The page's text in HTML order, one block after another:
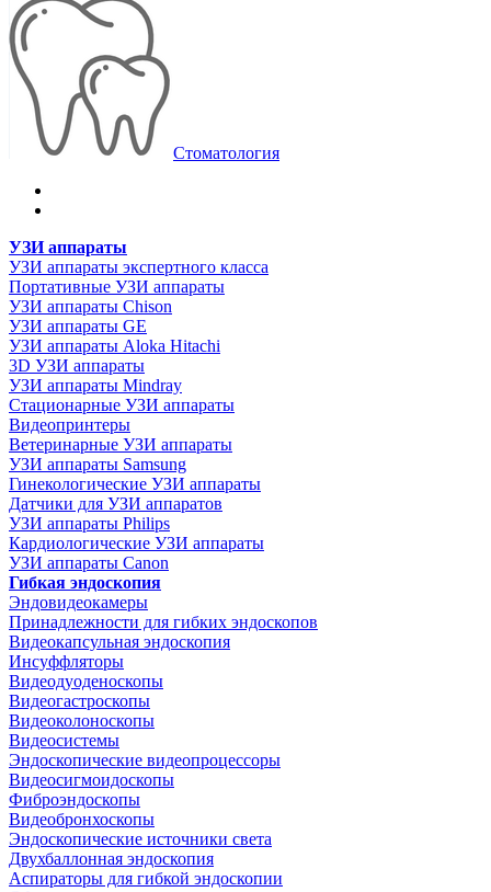
Стоматология
УЗИ аппараты
УЗИ аппараты экспертного класса
Портативные УЗИ аппараты
УЗИ аппараты Chison
УЗИ аппараты GE
УЗИ аппараты Aloka Hitachi
3D УЗИ аппараты
УЗИ аппараты Mindray
Стационарные УЗИ аппараты
Видеопринтеры
Ветеринарные УЗИ аппараты
УЗИ аппараты Samsung
Гинекологические УЗИ аппараты
Датчики для УЗИ аппаратов
УЗИ аппараты Philips
Кардиологические УЗИ аппараты
УЗИ аппараты Canon
Гибкая эндоскопия
Эндовидеокамеры
Принадлежности для гибких эндоскопов
Видеокапсульная эндоскопия
Инсуффляторы
Видеодуоденоскопы
Видеогастроскопы
Видеоколоноскопы
Видеосистемы
Эндоскопические видеопроцессоры
Видеосигмоидоскопы
Фиброэндоскопы
Видеобронхоскопы
Эндоскопические источники света
Двухбаллонная эндоскопия
Аспираторы для гибкой эндоскопии